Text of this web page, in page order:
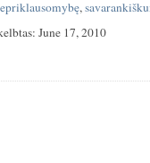
,
June 17, 2010